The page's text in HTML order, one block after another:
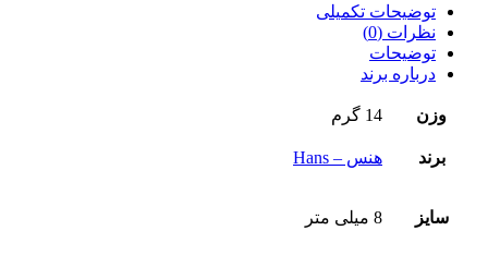
توضیحات تکمیلی
نظرات (0)
توضیحات
درباره برند
وزن 14 گرم
برند هنس – Hans
سایز 8 میلی متر